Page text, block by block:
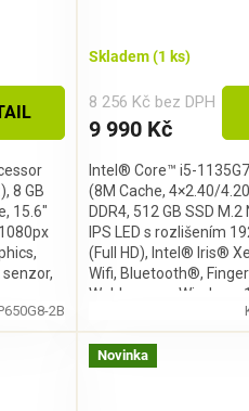
8 GB
15.6″
2B
Skladem(1 ks)
8 256 Kč bez DPH
9 990 Kč
Intel® Core™ i5-
(8M Cache, 4×2.40/
DDR4, 512 GB SSD M.2
IPS LED s rozlišením
(Full HD), Intel® Iris®
Wifi, Bluetooth®,
Webkamera, Windows
Novinka